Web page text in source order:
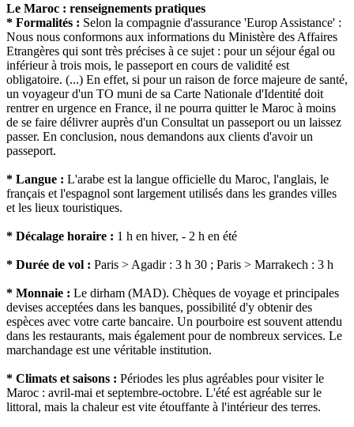
Le Maroc : renseignements pratiques
* Formalités : Selon la compagnie d'assurance 'Europ Assistance' :
Nous nous conformons aux informations du Ministère des Affaires
Etrangères qui sont très précises à ce sujet : pour un séjour égal ou
inférieur à trois mois, le passeport en cours de validité est
obligatoire. (...) En effet, si pour un raison de force majeure de santé,
un voyageur d'un TO muni de sa Carte Nationale d'Identité doit
rentrer en urgence en France, il ne pourra quitter le Maroc à moins
de se faire délivrer auprès d'un Consultat un passeport ou un laissez
passer. En conclusion, nous demandons aux clients d'avoir un
passeport.
* Langue : L'arabe est la langue officielle du Maroc, l'anglais, le
français et l'espagnol sont largement utilisés dans les grandes villes
et les lieux touristiques.
* Décalage horaire : 1 h en hiver, - 2 h en été
* Durée de vol : Paris > Agadir : 3 h 30 ; Paris > Marrakech : 3 h
* Monnaie : Le dirham (MAD). Chèques de voyage et principales
devises acceptées dans les banques, possibilité d'y obtenir des
espèces avec votre carte bancaire. Un pourboire est souvent attendu
dans les restaurants, mais également pour de nombreux services. Le
marchandage est une véritable institution.
* Climats et saisons : Périodes les plus agréables pour visiter le
Maroc : avril-mai et septembre-octobre. L'été est agréable sur le
littoral, mais la chaleur est vite étouffante à l'intérieur des terres.